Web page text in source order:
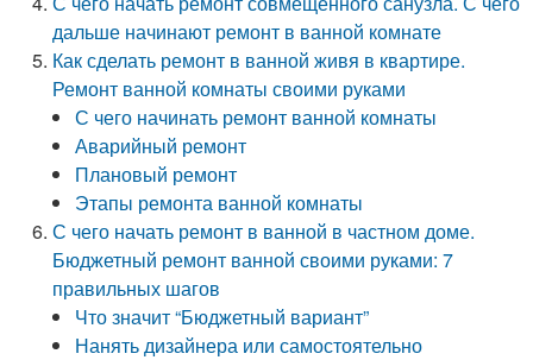
дальше начинают ремонт в ванной комнате
Как сделать ремонт в ванной живя в квартире.
Ремонт ванной комнаты своими руками
С чего начинать ремонт ванной комнаты
Аварийный ремонт
Плановый ремонт
Этапы ремонта ванной комнаты
С чего начать ремонт в ванной в частном доме.
Бюджетный ремонт ванной своими руками: 7
правильных шагов
Что значит “Бюджетный вариант”
Нанять дизайнера или самостоятельно